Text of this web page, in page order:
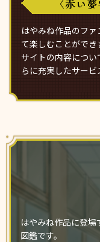
〈赤い
はやみね作品のフ
て楽しむことができ
サイトの内容につ
らに充実したサー
はやみね作品に登
図鑑です。